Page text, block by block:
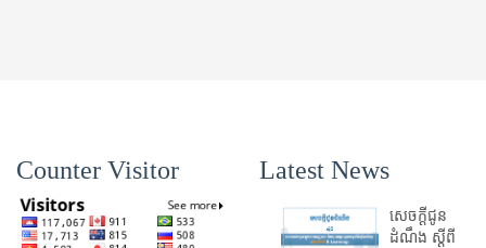
Counter Visitor Latest News
សេចក្តីជូន
ដំណឹង ស្តី​ពី